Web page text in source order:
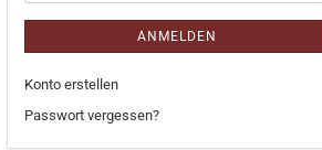
ANMELDEN
Konto erstellen
Passwort vergessen?